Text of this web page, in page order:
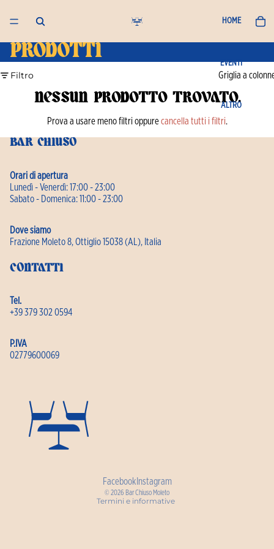
HOME
EVENTI
ALTRO
Prodotti
Filtro Griglia a
Nessun prodotto trovato.
Prova a usare meno filtri oppurecancella tutti i filtri.
Bar Chiuso
Orari di apertura
Lunedì - Venerdì: 17:00 - 23:00
Sabato - Domenica: 11:00 - 23:00
Dove siamo
Frazione Moleto 8, Ottiglio 15038 (AL), Italia
Contatti
Tel.
+39 379 302 0594
P.IVA
02779600069
Facebook Instagram
© 2026 Bar Chiuso Moleto
Termini e informative
Informativa sulla privacy